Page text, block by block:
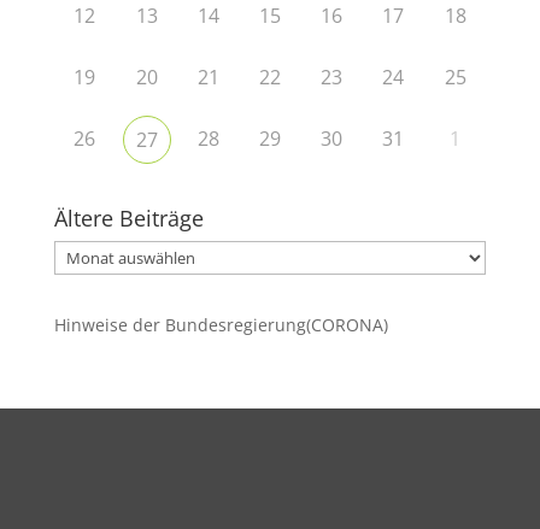
12 13 14 15 16 17 18
19 20 21 22 23 24 25
26 27 28 29 30 31 1
Ältere Beiträge
Ältere
Beiträge
Hinweise der Bundesregierung(CORONA)